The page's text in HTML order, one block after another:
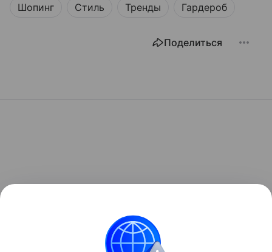
Шопинг Стиль Тренды Гардероб
Поделиться